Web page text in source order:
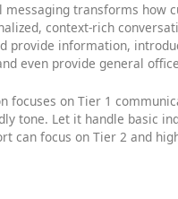
messaging transforms how
context-rich
provide information,
even provide general
focuses on Tier 1
tone. Let it handle basic
can focus on Tier 2 and